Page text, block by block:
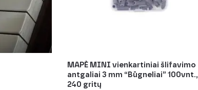
MAPÈ MINI vienkartiniai šlifavimo
antgaliai 3 mm “Būgneliai” 100vnt.,
240 gritų